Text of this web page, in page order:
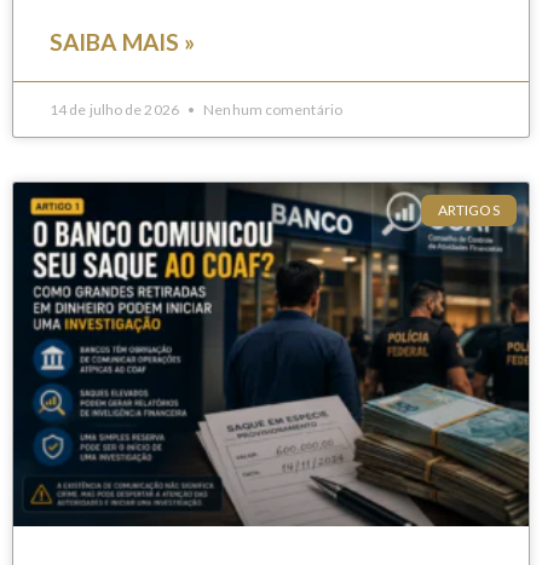
SAIBA MAIS »
14 de julho de 2026 Nenhum comentário
ARTIGOS